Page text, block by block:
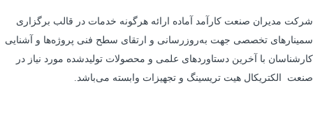
شرکت مدیران صنعت کارآمد آماده ارائه هرگونه خدمات در قالب برگزاری
سمینارهای تخصصی جهت به‌روزرسانی و ارتقای سطح فنی پروژه‌ها و آشنایی
کارشناسان با آخرین دستاوردهای علمی و محصولات تولیدشده مورد نیاز در
صنعت الکتریکال هیت تریسینگ و تجهیزات وابسته می‌باشد.